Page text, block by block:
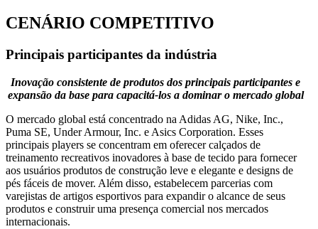
CENÁRIO COMPETITIVO
Principais participantes da indústria
Inovação consistente de produtos dos principais participantes e
expansão da base para capacitá-los a dominar o mercado global
O mercado global está concentrado na Adidas AG, Nike, Inc.,
Puma SE, Under Armour, Inc. e Asics Corporation. Esses
principais players se concentram em oferecer calçados de
treinamento recreativos inovadores à base de tecido para fornecer
aos usuários produtos de construção leve e elegante e designs de
pés fáceis de mover. Além disso, estabelecem parcerias com
varejistas de artigos esportivos para expandir o alcance de seus
produtos e construir uma presença comercial nos mercados
internacionais.